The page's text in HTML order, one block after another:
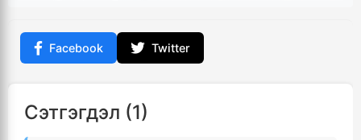
Facebook Twitter
Сэтгэгдэл (1)